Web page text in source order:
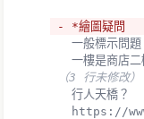
+ GPS
+ android手
+ https://
  *OSM介紹
  統計資料
- *繪圖疑問
  一般標示問題
一樓是商店
（3 行未修改）
  行人天橋？